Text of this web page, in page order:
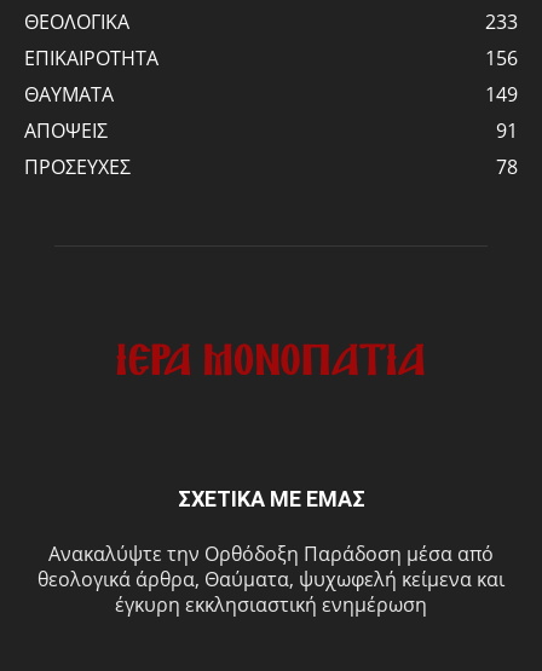
ΘΕΟΛΟΓΙΚΑ
233
ΕΠΙΚΑΙΡΟΤΗΤΑ
156
ΘΑΥΜΑΤΑ
149
ΑΠΟΨΕΙΣ
91
ΠΡΟΣΕΥΧΕΣ
78
ΣΧΕΤΙΚΑ ΜΕ ΕΜΑΣ
Ανακαλύψτε την Ορθόδοξη Παράδοση μέσα από
θεολογικά άρθρα, Θαύματα, ψυχωφελή κείμενα και
έγκυρη εκκλησιαστική ενημέρωση